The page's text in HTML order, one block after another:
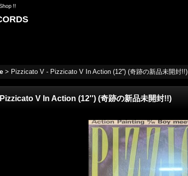
!!
> Pizzicato V - Pizzicato V In Action (12'') (奇跡の新品未開封!!)
V In Action (12'') (奇跡の新品未開封!!)